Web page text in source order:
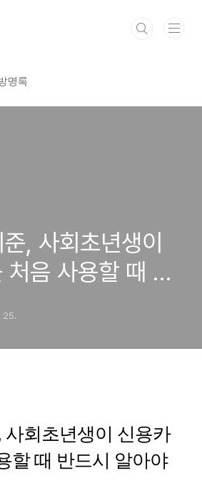
명록
, 사회초년생이
처음 사용할 때 반
25.
회초년생이 신용카
할 때 반드시 알아야